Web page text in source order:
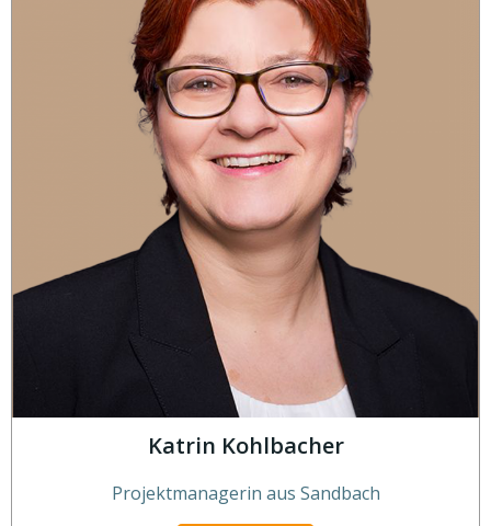
Katrin Kohlbacher
Projektmanagerin aus Sandbach